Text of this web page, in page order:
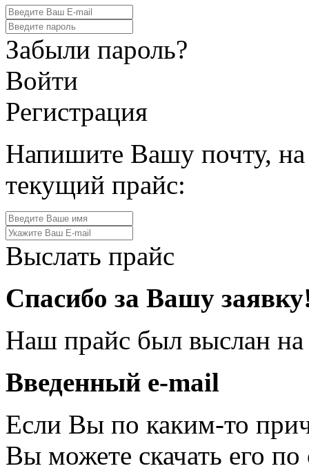
Забыли пароль?
Войти
Регистрация
Напишите Вашу почту,
текущий прайс:
Выслать прайс
Спасибо за Вашу
Наш прайс был выслан
Введенный e-mail
Если Вы по каким-то
Вы можете скачать его